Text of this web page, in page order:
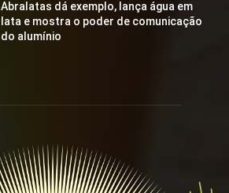
Abralatas dá exemplo, lança água em
lata e mostra o poder de comunicação
do alumínio